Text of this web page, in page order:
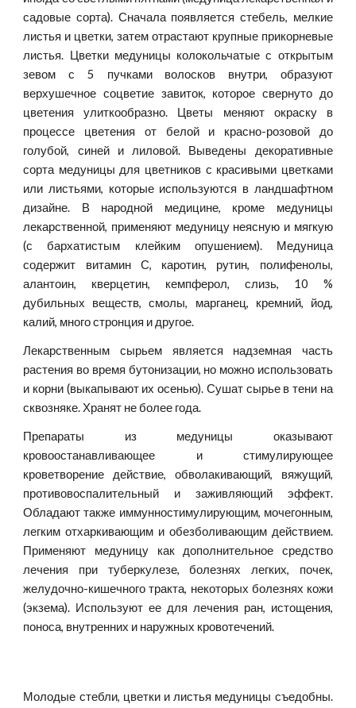
садовые сорта). Сначала появляется стебель, мелкие
листья и цветки, затем отрастают крупные прикорневые
листья. Цветки медуницы колокольчатые с открытым
зевом с 5 пучками волосков внутри, образуют
верхушечное соцветие завиток, которое свернуто до
цветения улиткообразно. Цветы меняют окраску в
процессе цветения от белой и красно-розовой до
голубой, синей и лиловой. Выведены декоративные
сорта медуницы для цветников с красивыми цветками
или листьями, которые используются в ландшафтном
дизайне. В народной медицине, кроме медуницы
лекарственной, применяют медуницу неясную и мягкую
(с бархатистым клейким опушением). Медуница
содержит витамин С, каротин, рутин, полифенолы,
алантоин, кверцетин, кемпферол, слизь, 10 %
дубильных веществ, смолы, марганец, кремний, йод,
калий, много стронция и другое.
Лекарственным сырьем является надземная часть
растения во время бутонизации, но можно использовать
и корни (выкапывают их осенью). Сушат сырье в тени на
сквозняке. Хранят не более года.
Препараты из медуницы оказывают
кровоостанавливающее и стимулирующее
кроветворение действие, обволакивающий, вяжущий,
противовоспалительный и заживляющий эффект.
Обладают также иммунностимулирующим, мочегонным,
легким отхаркивающим и обезболивающим действием.
Применяют медуницу как дополнительное средство
лечения при туберкулезе, болезнях легких, почек,
желудочно-кишечного тракта, некоторых болезнях кожи
(экзема). Используют ее для лечения ран, истощения,
поноса, внутренних и наружных кровотечений.
Молодые стебли, цветки и листья медуницы съедобны.